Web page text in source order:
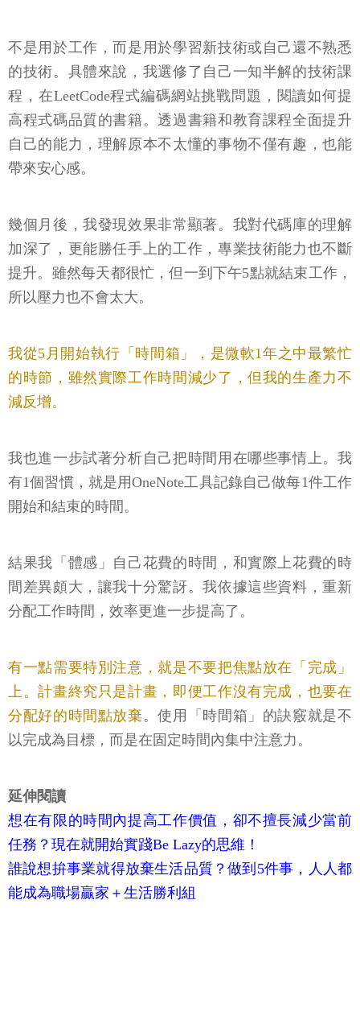
不是用於工作，而是用於學習新技術或自己還不熟悉
的技術。具體來說，我選修了自己一知半解的技術課
程，在LeetCode程式編碼網站挑戰問題，閱讀如何提
高程式碼品質的書籍。透過書籍和教育課程全面提升
自己的能力，理解原本不太懂的事物不僅有趣，也能
帶來安心感。
幾個月後，我發現效果非常顯著。我對代碼庫的理解
加深了，更能勝任手上的工作，專業技術能力也不斷
提升。雖然每天都很忙，但一到下午5點就結束工作，
所以壓力也不會太大。
我從5月開始執行「時間箱」，是微軟1年之中最繁忙
的時節，雖然實際工作時間減少了，但我的生產力不
減反增。
我也進一步試著分析自己把時間用在哪些事情上。我
有1個習慣，就是用OneNote工具記錄自己做每1件工作
開始和結束的時間。
結果我「體感」自己花費的時間，和實際上花費的時
間差異頗大，讓我十分驚訝。我依據這些資料，重新
分配工作時間，效率更進一步提高了。
有一點需要特別注意，就是不要把焦點放在「完成」
上。計畫終究只是計畫，即便工作沒有完成，也要在
分配好的時間點放棄。使用「時間箱」的訣竅就是不
以完成為目標，而是在固定時間內集中注意力。
延伸閱讀
想在有限的時間內提高工作價值，卻不擅長減少當前
任務？現在就開始實踐Be Lazy的思維！
誰說想拚事業就得放棄生活品質？做到5件事，人人都
能成為職場贏家＋生活勝利組